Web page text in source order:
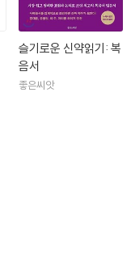
슬기로운 신약읽기: 복
음서
좋은씨앗